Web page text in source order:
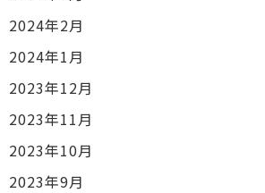
2024年2月
2024年1月
2023年12月
2023年11月
2023年10月
2023年9月